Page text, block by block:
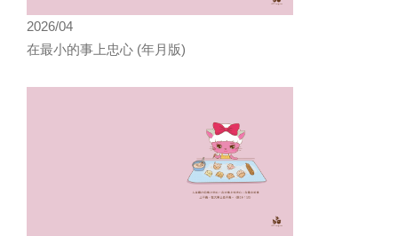
2026/04
在最小的事上忠心 (年月版)